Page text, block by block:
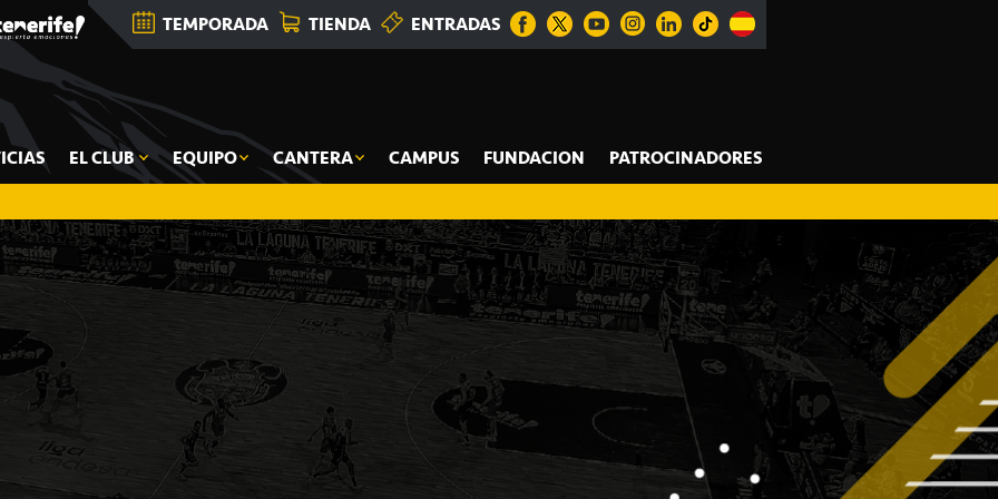
TEMPORADA TIENDA ENTRADAS
EL CLUB EQUIPO CANTERA CAMPUS FUNDACION PATROCINADORES